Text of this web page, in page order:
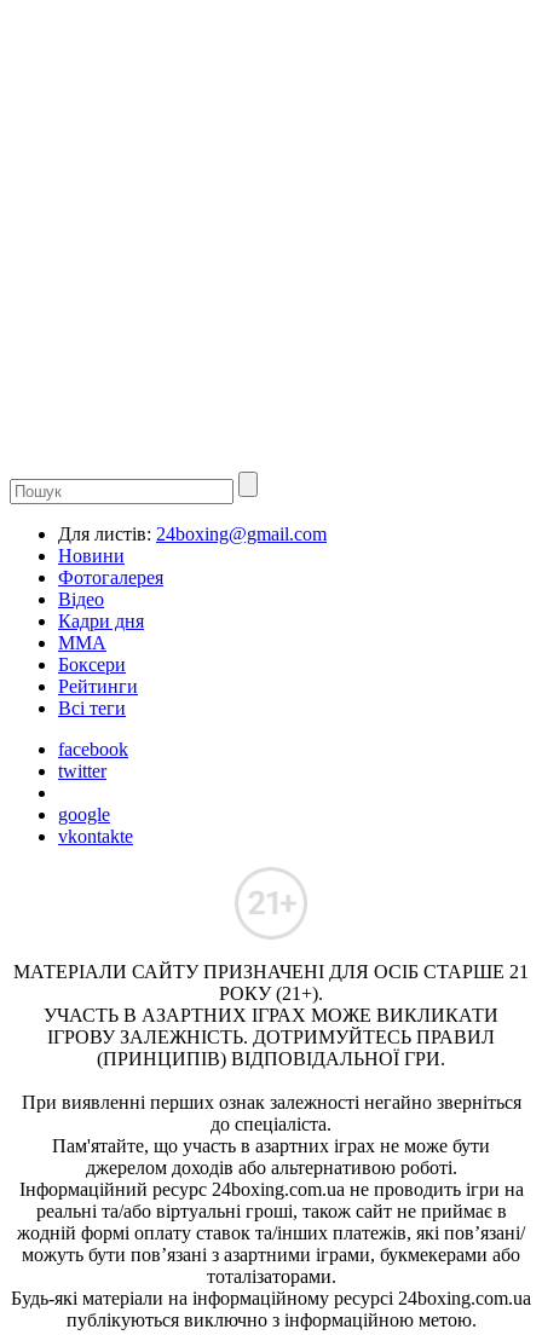
Для листів: 24boxing@gmail.com
Новини
Фотогалерея
Відео
Кадри дня
ММА
Боксери
Рейтинги
Всі теги
facebook
twitter
google
vkontakte
МАТЕРІАЛИ САЙТУ ПРИЗНАЧЕНІ ДЛЯ ОСІБ СТАРШЕ 21
РОКУ (21+).
УЧАСТЬ В АЗАРТНИХ ІГРАХ МОЖЕ ВИКЛИКАТИ
ІГРОВУ ЗАЛЕЖНІСТЬ. ДОТРИМУЙТЕСЬ ПРАВИЛ
(ПРИНЦИПІВ) ВІДПОВІДАЛЬНОЇ ГРИ.
При виявленні перших ознак залежності негайно зверніться
до спеціаліста.
Пам'ятайте, що участь в азартних іграх не може бути
джерелом доходів або альтернативою роботі.
Інформаційний ресурс 24boxing.com.ua не проводить ігри на
реальні та/або віртуальні гроші, також сайт не приймає в
жодній формі оплату ставок та/інших платежів, які пов’язані/
можуть бути пов’язані з азартними іграми, букмекерами або
тоталізаторами.
Будь-які матеріали на інформаційному ресурсі 24boxing.com.ua
публікуються виключно з інформаційною метою.